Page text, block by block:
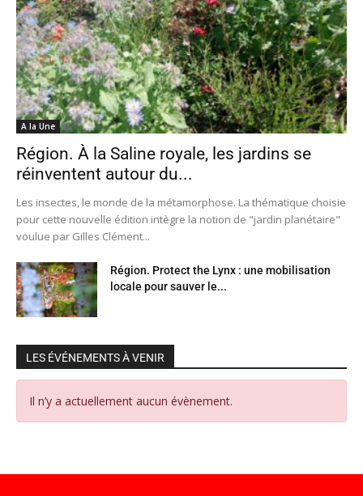
A la Une
Région. À la Saline royale, les jardins se
réinventent autour du...
Les insectes, le monde de la métamorphose. La thématique choisie
pour cette nouvelle édition intègre la notion de "jardin planétaire"
voulue par Gilles Clément...
Région. Protect the Lynx : une mobilisation
locale pour sauver le...
LES ÉVÉNEMENTS À VENIR
Il n’y a actuellement aucun évènement.